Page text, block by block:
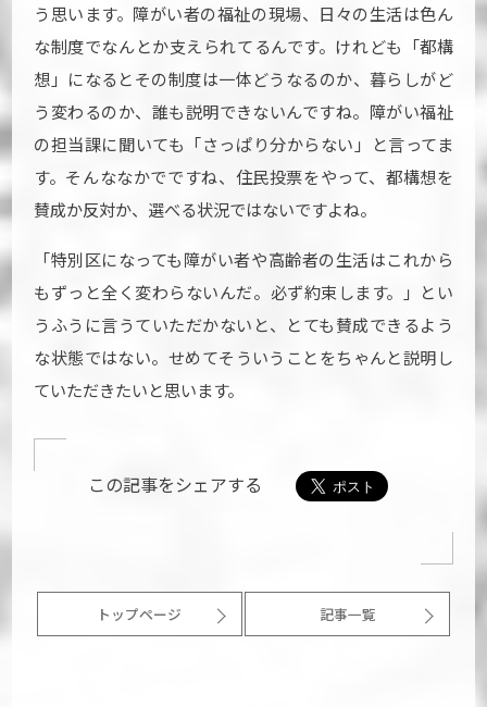
う思います。障がい者の福祉の現場、日々の生活は色ん
な制度でなんとか支えられてるんです。けれども「都構
想」になるとその制度は一体どうなるのか、暮らしがど
う変わるのか、誰も説明できないんですね。障がい福祉
の担当課に聞いても「さっぱり分からない」と言ってま
す。そんななかでですね、住民投票をやって、都構想を
賛成か反対か、選べる状況ではないですよね。
「特別区になっても障がい者や高齢者の生活はこれから
もずっと全く変わらないんだ。必ず約束します。」とい
うふうに言うていただかないと、とても賛成できるよう
な状態ではない。せめてそういうことをちゃんと説明し
ていただきたいと思います。
この記事をシェアする
トップページ 記事一覧